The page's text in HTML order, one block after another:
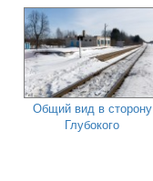
Общий вид в сторону
Глубокого